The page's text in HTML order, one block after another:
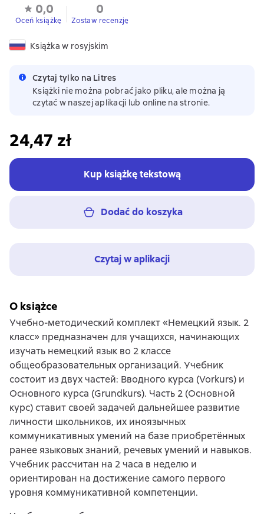
0,0
Oceń książkę
0
Zostaw recenzję
Książka w rosyjskim
Czytaj tylko na Litres
Książki nie można pobrać jako pliku, ale można ją
czytać w naszej aplikacji lub online na stronie.
24,47 zł
Kup książkę tekstową
Dodać do koszyka
Czytaj w aplikacji
O książce
Учебно-методический комплект «Немецкий язык. 2
класс» предназначен для учащихся, начинающих
изучать немецкий язык во 2 классе
общеобразовательных организаций. Учебник
состоит из двух частей: Вводного курса (Vorkurs) и
Основного курса (Grundkurs). Часть 2 (Основной
курс) ставит своей задачей дальнейшее развитие
личности школьников, их иноязычных
коммуникативных умений на базе приобретённых
ранее языковых знаний, речевых умений и навыков.
Учебник рассчитан на 2 часа в неделю и
ориентирован на достижение самого первого
уровня коммуникативной компетенции.